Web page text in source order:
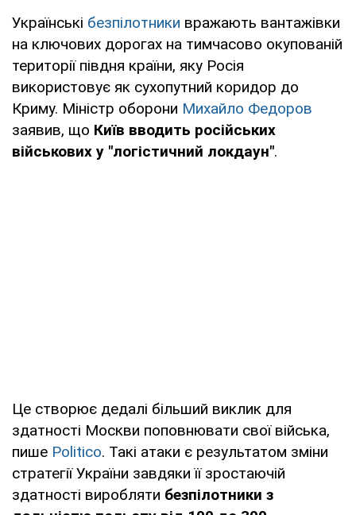
Українські безпілотники вражають вантажівки
на ключових дорогах на тимчасово окупованій
території півдня країни, яку Росія
використовує як сухопутний коридор до
Криму. Міністр оборони Михайло Федоров
заявив, що Київ вводить російських
військових у "логістичний локдаун".
Це створює дедалі більший виклик для
здатності Москви поповнювати свої війська,
пише Politico. Такі атаки є результатом зміни
стратегії України завдяки її зростаючій
здатності виробляти безпілотники з